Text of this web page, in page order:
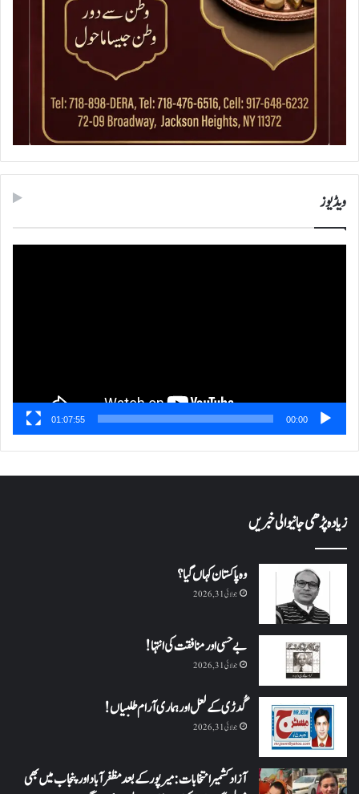
ویڈیوز
00:00
01:07:55
زیادہ پڑھی جانیوالی خبریں
وہ پاکستان کہاں گیا؟
جولائی 31, 2026
بے حسی اور منافقت کی انتہا !
جولائی 31, 2026
گُدڑی کے لعل اور ہماری آرام طلبیاں!
جولائی 31, 2026
آزاد کشمیر انتخابات: میرپور کے بعد مظفرآباد اور پنجاب میں بھی